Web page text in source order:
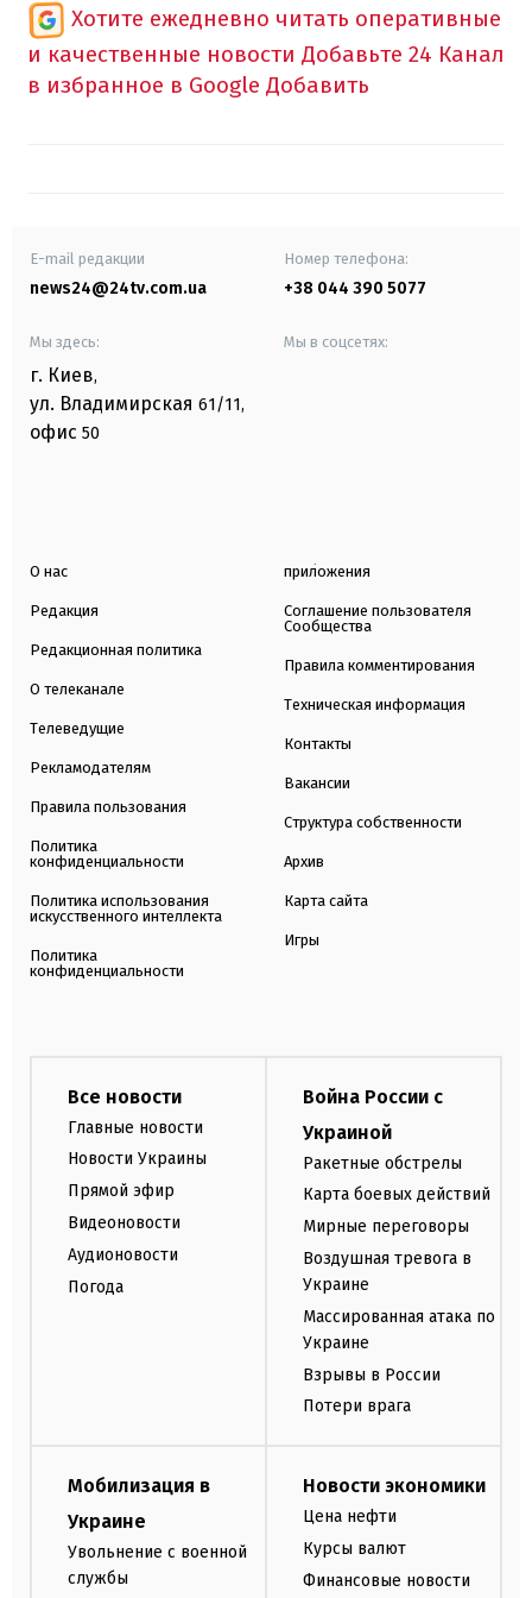
Хотите ежедневно читать оперативные
и качественные новости Добавьте 24 Канал
в избранное в Google Добавить
E-mail редакции
news24@24tv.com.ua
Номер телефона:
+38 044 390 5077
Мы здесь:
г. Киев,
ул. Владимирская 61/11,
офис 50
Мы в соцсетях:
О нас
Редакция
Редакционная политика
О телеканале
Телеведущие
Рекламодателям
Правила пользования
Политика
конфиденциальности
Политика использования
искусственного интеллекта
Политика
конфиденциальности
приложения
Соглашение пользователя
Сообщества
Правила комментирования
Техническая информация
Контакты
Вакансии
Структура собственности
Архив
Карта сайта
Игры
Все новости
Главные новости
Новости Украины
Прямой эфир
Видеоновости
Аудионовости
Погода
Война России с
Украиной
Ракетные обстрелы
Карта боевых действий
Мирные переговоры
Воздушная тревога в
Украине
Массированная атака по
Украине
Взрывы в России
Потери врага
Мобилизация в
Украине
Увольнение с военной
службы
Новости экономики
Цена нефти
Курсы валют
Финансовые новости